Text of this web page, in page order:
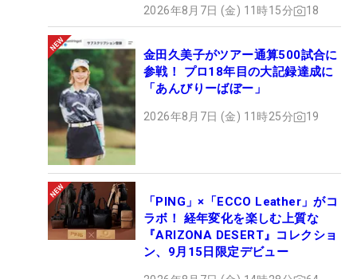
2026年8月7日 (金) 11時15分 18
金田久美子がツアー通算500試合に
参戦！ プロ18年目の大記録達成に
「あんびりーばぼー」
2026年8月7日 (金) 11時25分 19
「PING」×「ECCO Leather」がコ
ラボ！ 経年変化を楽しむ上質な
『ARIZONA DESERT』コレクショ
ン、9月15日限定デビュー